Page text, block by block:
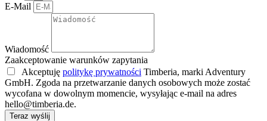
E-Mail
Wiadomość
Zaakceptowanie warunków zapytania
Akceptuję politykę prywatności Timberia, marki Adventury
GmbH. Zgoda na przetwarzanie danych osobowych może zostać
wycofana w dowolnym momencie, wysyłając e-mail na adres
hello@timberia.de.
Teraz wyślij